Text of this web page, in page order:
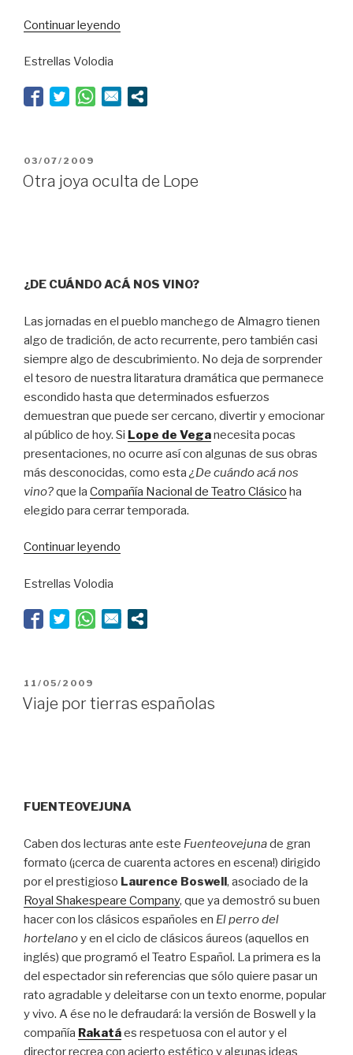
Continuar leyendo
Estrellas Volodia
PUBLICADO
EL
03/07/2009
Otra joya oculta de Lope
¿DE CUÁNDO ACÁ NOS VINO?
Las jornadas en el pueblo manchego de Almagro tienen
algo de tradición, de acto recurrente, pero también casi
siempre algo de descubrimiento. No deja de sorprender
el tesoro de nuestra litaratura dramática que permanece
escondido hasta que determinados esfuerzos
demuestran que puede ser cercano, divertir y emocionar
al público de hoy. Si Lope de Veganecesita pocas
presentaciones, no ocurre así con algunas de sus obras
más desconocidas, como esta ¿De cuándo acá nos
vino?que la Compañía Nacional de Teatro Clásico ha
elegido para cerrar temporada.
Continuar leyendo
Lope”
Estrellas Volodia
PUBLICADO
EL
11/05/2009
Viaje por tierras españolas
FUENTEOVEJUNA
Caben dos lecturas ante este Fuenteovejunade gran
formato (¡cerca de cuarenta actores en escena!) dirigido
por el prestigioso Laurence Boswell, asociado de la
Royal Shakespeare Company, que ya demostró su buen
hacer con los clásicos españoles en El perro del
hortelanoy en el ciclo de clásicos áureos (aquellos en
inglés) que programó el Teatro Español. La primera es la
del espectador sin referencias que sólo quiere pasar un
rato agradable y deleitarse con un texto enorme, popular
y vivo. A ése no le defraudará: la versión de Boswell y la
compañía Rakatáes respetuosa con el autor y el
director recrea con acierto estético y algunas ideas